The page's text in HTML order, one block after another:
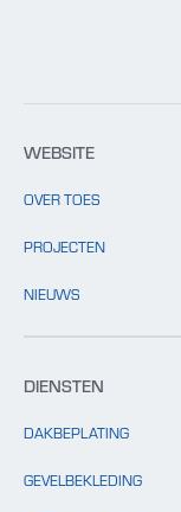
WEBSITE
OVER TOES
PROJECTEN
NIEUWS
DIENSTEN
DAKBEPLATING
GEVELBEKLEDING